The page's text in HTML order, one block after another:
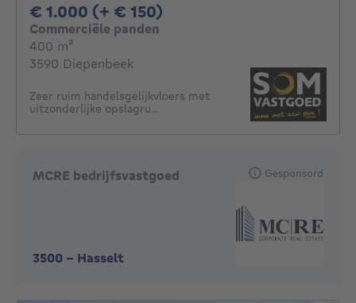
€ 1.000 (+ € 150)
Commerciële panden
400 m²
3590 Diepenbeek
Zeer ruim handelsgelijkvloers met
uitzonderlijke opslagru...
MCRE bedrijfsvastgoed
3500 - Hasselt
Gesponsord